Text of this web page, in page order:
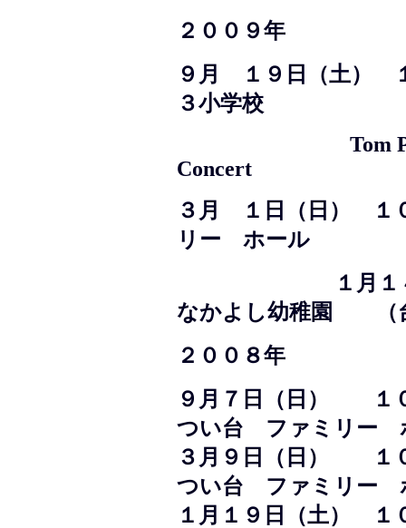
２００９年
９月 １９日（土）
３小学校
Tom Pierson/
３月 １日（日） １
リー ホール
１月１４日
なかよし幼稚園 （
２００８年
９月７日（日）
つい台 ファミリー
３月９日（日）
つい台 ファミリー
１月１９日（土）